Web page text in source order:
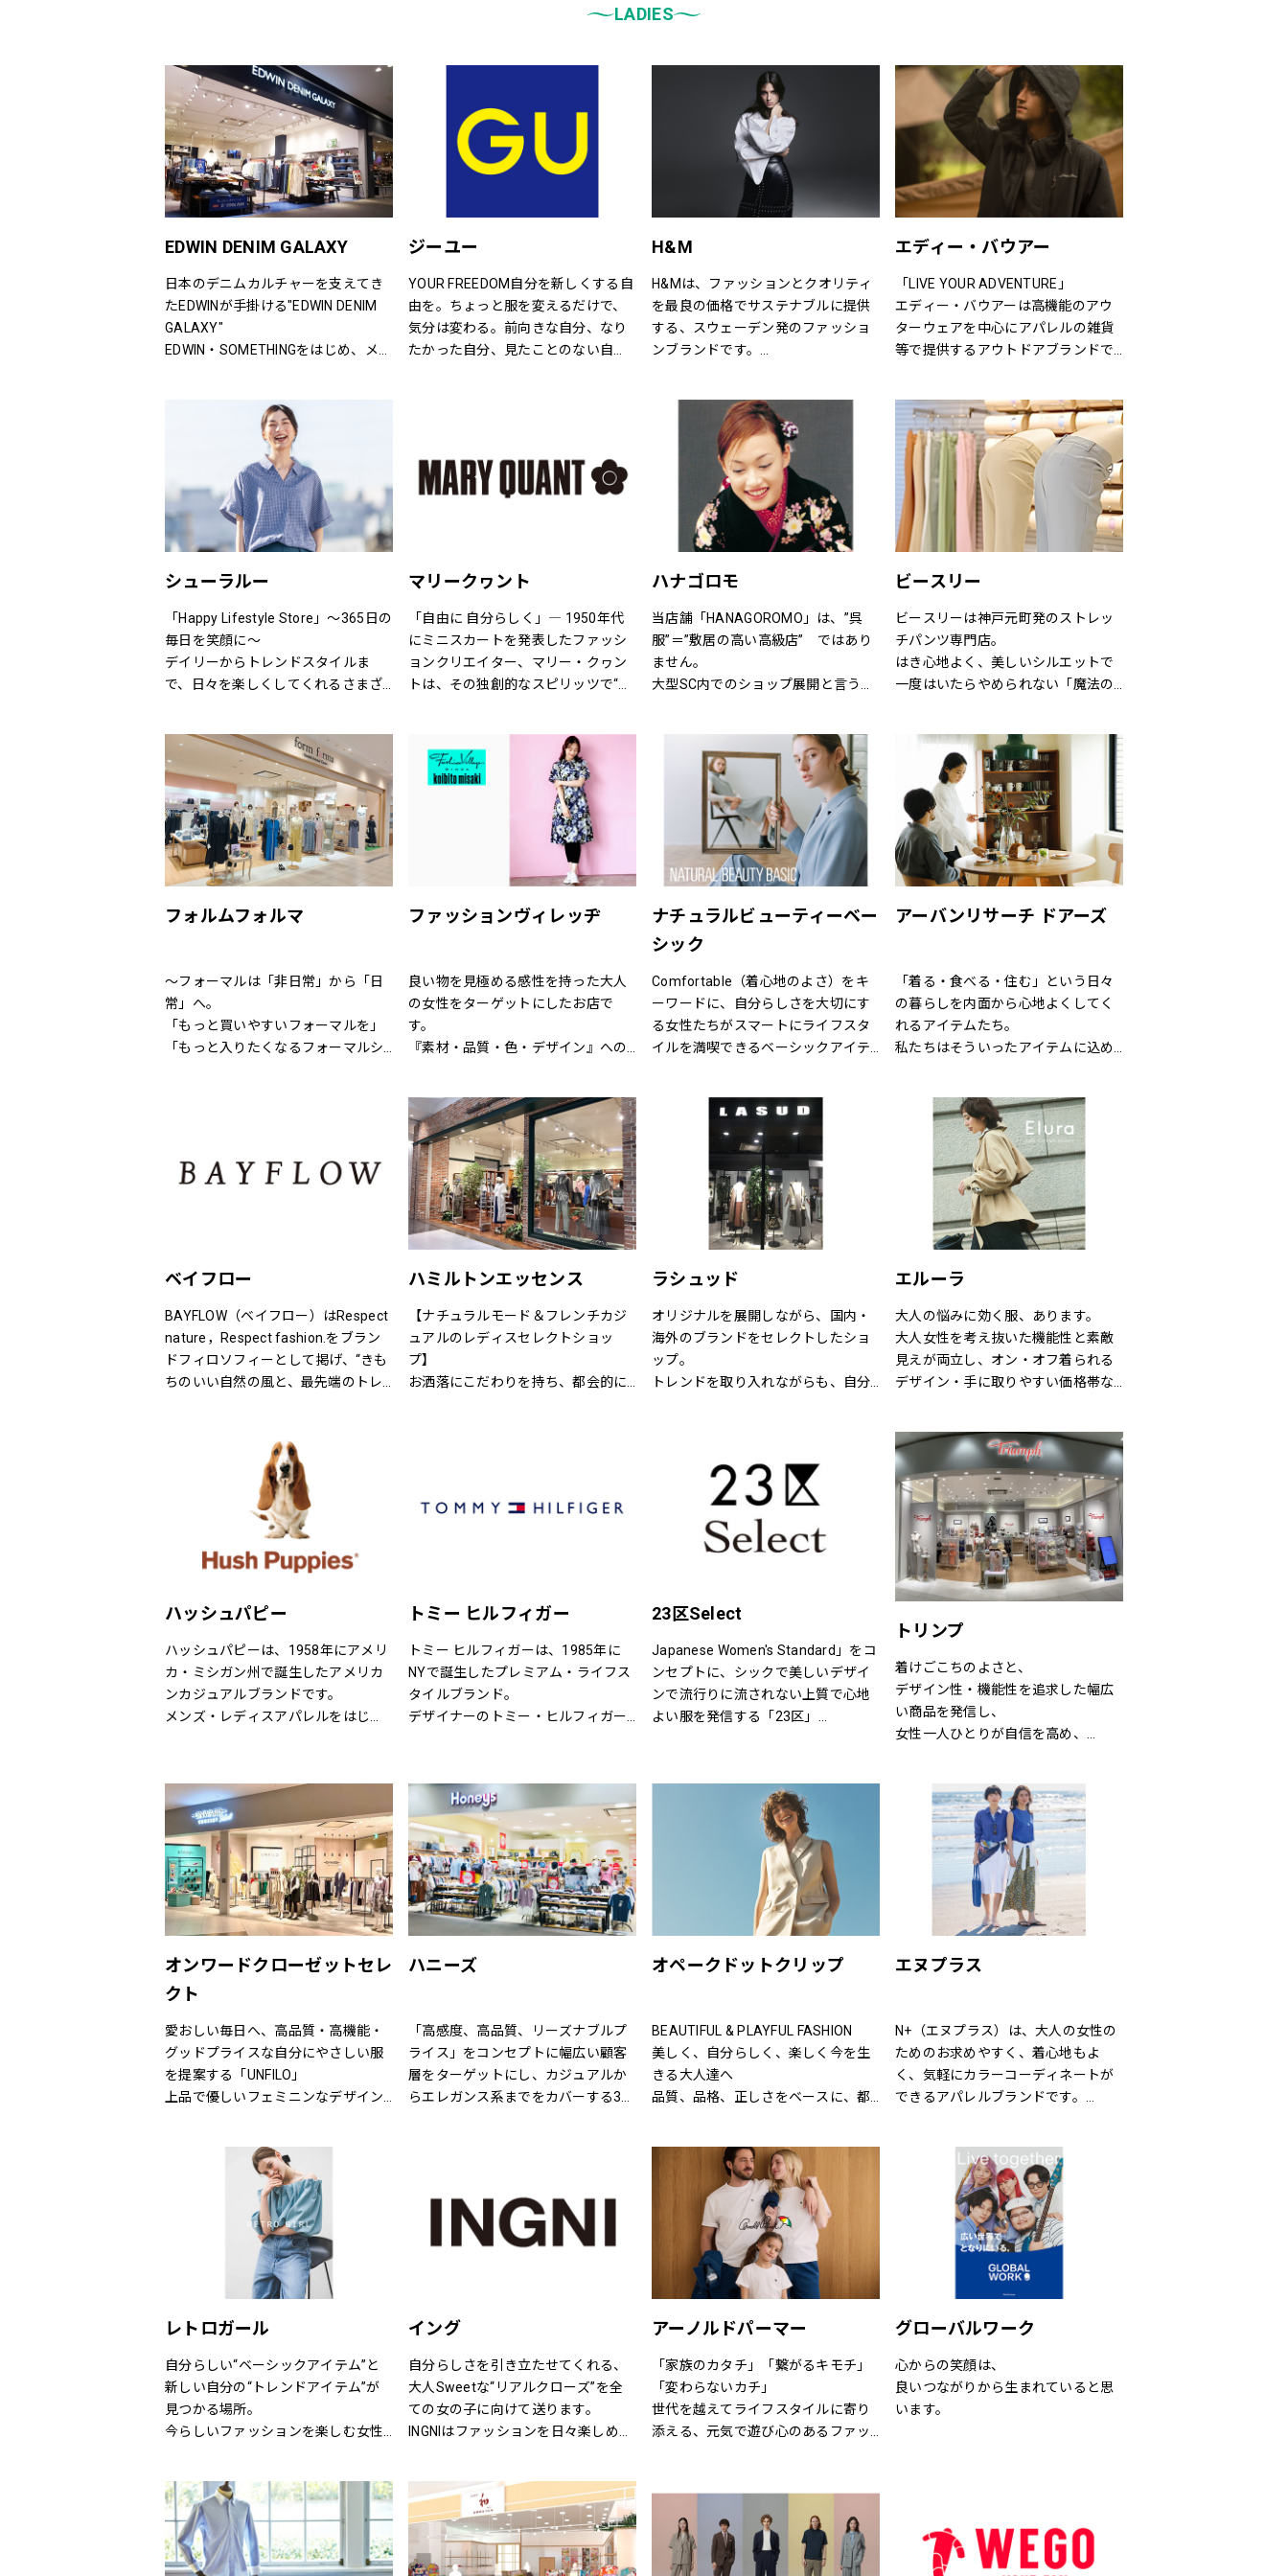
LADIES
EDWIN DENIM GALAXY
日本のデニムカルチャーを支えてき
たEDWINが手掛ける"EDWIN DENIM
GALAXY"
EDWIN・SOMETHINGをはじめ、メン
ンドアイテムまで豊富なランナップ
を取り揃えます。
ジーユー
YOUR FREEDOM自分を新しくする自
由を。ちょっと服を変えるだけで、
気分は変わる。前向きな自分、なり
たかった自分、見たことのない自
H&M
H&Mは、ファッションとクオリティ
を最良の価格でサステナブルに提供
する、スウェーデン発のファッショ
ンブランドです。
さまをお迎えしています。
H&Mお問い合わせ窓口:
https://lin.ee/k1gDN7M（LINEでのお
問い合わせ）
エディー・バウアー
「LIVE YOUR ADVENTURE」
エディー・バウアーは高機能のアウ
ターウェアを中心にアパレルの雑貨
等で提供するアウトドアブランドで
ウアーは人々が「冒険を生きる」こ
とにインスピレーションを与え続け
てきました。
アウトドア・ライフスタルウェア等
の幅広いアイテムをメンズ・ウィメ
ンズ・ユニセックスにて展開してお
ります。
シューラルー
「Happy Lifestyle Store」～365日の
毎日を笑顔に～
デイリーからトレンドスタイルま
で、日々を楽しくしてくれるさまざ
ルストア。
マリークヮント
「自由に 自分らしく」― 1950年代
にミニスカートを発表したファッシ
ョンクリエイター、マリー・クヮン
トは、その独創的なスピリッツで“ス
しました。
MARY QUANTのアイテムには、あり
のままの自分を表現し、今以上にい
きいきと輝いてほしいという想いが
全ての女性に、自分らしさの創造と
ハナゴロモ
当店舗「HANAGOROMO」は、”呉
服”＝”敷居の高い高級店”　ではあり
ません。
大型SC内でのショップ展開と言う利
指しています。
ローマ字屋号や店舗レイアウト等も
若い感性を生かし、幅広い年齢層の
お客様を対象にした店舗となってい
また、品揃えについても振袖、訪問
着、袋帯　等様々な高級呉服の品々
を驚くほどの超破格にてご奉仕致し
ます。
皆さま是非ともお立ち寄り下さい。
ビースリー
ビースリーは神戸元町発のストレッ
チパンツ専門店。
はき心地よく、美しいシルエットで
一度はいたらやめられない「魔法の
ンや限定カラーも人気です。
サイズも3号～21号と豊富に揃いま
す。（カラーにより異なります）
ショップでは、パンツフィッターが
一人ひとりに合わせたパンツ探しの
お手伝いや、きれいに見えるはき方
をアドバイスいたします。
どうぞお気軽にお声掛け下さい。
フォルムフォルマ
～フォーマルは「非日常」から「日
常」へ。
「もっと買いやすいフォーマルを」
「もっと入りたくなるフォーマルシ
てちょっとしたお出かけなど
特別な日も、日常も様々なシーンで
礼服、喪服、パーティードレス、ロ
ングドレス、ブライダルドレス、セ
レモニースーツ、アクセサリー等、
フォーマルアイテムをトータルコー
ディネートで提案させていただきま
ョンも豊富に取り揃えてお待ちして
ファッションヴィレッヂ
良い物を見極める感性を持った大人
の女性をターゲットにしたお店で
す。
『素材・品質・色・デザイン』への
す。
毎日着れるシンプルなものからデザ
インにこだわった商品、そして最新
のお値打ちファッションも用意して
います。
特別なルートで仕入れた商品にきっ
と満足いただけるはずです。
ナチュラルビューティーベー
シック
Comfortable（着心地のよさ）をキ
ーワードに、自分らしさを大切にす
る女性たちがスマートにライフスタ
イルを満喫できるベーシックアイテ
ナップを、自在なコーディネートを
楽しめる幅広い商品展開により、オ
ンからオフまでをサポートします。
アーバンリサーチ ドアーズ
「着る・食べる・住む」という日々
の暮らしを内面から心地よくしてく
れるアイテムたち。
私たちはそういったアイテムに込め
「新しい価値観へのドア」を開く案
内役として、日々の暮らしの中で大
切なものを一緒に見つけていきたい
と考えています。
あなたらしいスタイル、あなたにと
ってのベーシックを、DOORSへ探し
にきてください。
ベイフロー
BAYFLOW（ベイフロー）はRespect
nature，Respect fashion.をブラン
ドフィロソフィーとして掲げ、“きも
ちのいい自然の風と、最先端のトレ
るような、健康的で、スタイリッシ
ュなライフスタイル”を提案するブラ
ハミルトンエッセンス
【ナチュラルモード＆フレンチカジ
ュアルのレディスセレクトショッ
プ】
お洒落にこだわりを持ち、都会的に
店内でくつろぎながらお洒落が楽し
5,500円（税込）お買い上げ毎に、ス
タンプ1個を捺印致します。
24個スタンプで5,500円の割引カー
ドとしてご利用頂けます。
有効期限はございません。全店舗に
て使用できます。
ブラム（Vlas Blomme）、グプティ
ハ(GUPTIHA)、コットンハウスアヤ
（CottonHouse Aya）、バスコ
(BASCO)、クロニクル(chronicle)、
ヌメ（nume）、ヴーム（vm）、ミ
ズイロインド（mizuiroind）、ミデ
ィウミ（MidiUmi）、エトレリー
（etre relie）、ノンブルアンペール
（NOMBRE IMPAIR）、フィルデフェ
ウカドウ）、アントゲージ
（ANTGAUGE）、マイカ&ディール
（MICA&DEAL）、ブランバスク
（BLANC basque）、カーキ
SUCH)、スタンプアンドダイアリー
(STAMP AND DIARY)、ユティリテ
(Utilite)、インディマーク
(grin)、トリッペン（trippen）、カ
ニシ（yuko imanishi+）、ボンメゾ
ン（Bonne Maison）、モキップ
（MOQUIP）、チーバ（CI-VA）、ク
レドラン（CLEDRAN）、アンパサン
（HIRAMEKI）、ビュレ
（BEAURE）、ポンタタ
（POMTATA）、カンポマッジ
（CAMPOMAGGI）、ラノジュエリ
ー（Lano）、コズリ（Causerie）、
ラシュッド
オリジナルを展開しながら、国内・
海外のブランドをセレクトしたショ
ップ。
トレンドを取り入れながらも、自分
エルーラ
大人の悩みに効く服、あります。
大人女性を考え抜いた機能性と素敵
見えが両立し、オン・オフ着られる
デザイン・手に取りやすい価格帯な
ハッシュパピー
ハッシュパピーは、1958年にアメリ
カ・ミシガン州で誕生したアメリカ
ンカジュアルブランドです。
メンズ・レディスアパレルをはじ
定期的にお得なキャンペーンも開
催！皆様のご来店を心よりお待ちし
ております！
トミー ヒルフィガー
トミー ヒルフィガーは、1985年に
NYで誕生したプレミアム・ライフス
タイルブランド。
デザイナーのトミー・ヒルフィガー
にモダンなツイストを加えた、遊び
心と上品さが特徴です。
23区Select
Japanese Women's Standard」をコ
ンセプトに、シックで美しいデザイ
ンで流行りに流されない上質で心地
よい服を発信する「23区」
ドローブを提案する「自由区」
進化し続ける伝統を原点に、常に時
代性にマッチした「ネクスト・トラ
ッド」のライフスタイルを提案する
公式オンラインストア「ONWARD
CROSSET」でお選びいただいた商品
を取り寄せて、店舗にてご試着、ご
トリンプ
着けごこちのよさと、
デザイン性・機能性を追求した幅広
い商品を発信し、
女性一人ひとりが自信を高め、
オンワードクローゼットセレ
クト
愛おしい毎日へ、高品質・高機能・
グッドプライスな自分にやさしい服
を提案する「UNFILO」
上品で優しいフェミニンなデザイン
ニットだから、ひたすら心地いい靴
「steppi（ステッピ）」
公式オンラインストア「ONWARD
CROSSET」でお選びいただいた商品
を取り寄せて、店舗にてご試着、ご
購入いただける「クリック&トライ」
も対応しております。
ハニーズ
「高感度、高品質、リーズナブルプ
ライス」をコンセプトに幅広い顧客
層をターゲットにし、カジュアルか
らエレガンス系までをカバーする3ブ
オペークドットクリップ
BEAUTIFUL & PLAYFUL FASHION
美しく、自分らしく、楽しく今を生
きる大人達へ
品質、品格、正しさをベースに、都
しさとの出会いを提案します
エヌプラス
N+（エヌプラス）は、大人の女性の
ためのお求めやすく、着心地もよ
く、気軽にカラーコーディネートが
できるアパレルブランドです。
が簡単なアイテムなどを提案しま
レトロガール
自分らしい“ベーシックアイテム”と
新しい自分の“トレンドアイテム”が
見つかる場所。
今らしいファッションを楽しむ女性
イング
自分らしさを引き立たせてくれる、
大人Sweetな“リアルクローズ”を全
ての女の子に向けて送ります。
INGNIはファッションを日々楽しめ
いきます。
アーノルドパーマー
「家族のカタチ」「繋がるキモチ」
「変わらないカチ」
世代を越えてライフスタイルに寄り
添える、元気で遊び心のあるファッ
れている「アーノルド パーマー」で
※イーアスつくば店ではキッズの取
グローバルワーク
心からの笑顔は、
良いつながりから生まれていると思
います。
心地よさや好感を大切にした